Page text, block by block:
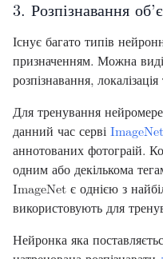
3. Розпізнавання
Існує багато типів
призначенням. Можна
розпізнавання,
Для тренування
данний час серві ImageNet
аннотованих фотограій.
одним або декількома
ImageNet є однією з
використовують для
Нейронка яка